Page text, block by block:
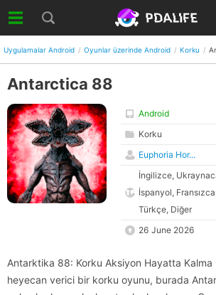
Uygulamalar Android Oyunlar üzerinde Android Korku
Antarctica 88
Android
Korku
Euphoria Hor...
İngilizce,
İspanyol,
Türkçe, Diğer
26 June 2026
Antarktika 88: Korku Aksiyon Hayatta
heyecan verici bir korku oyunu, burada